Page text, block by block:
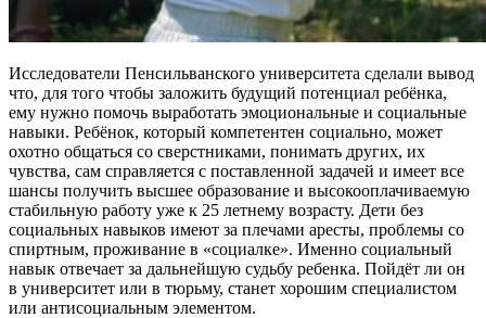
Исследователи Пенсильванского университета сделали вывод
что, для того чтобы заложить будущий потенциал ребёнка,
ему нужно помочь выработать эмоциональные и социальные
навыки. Ребёнок, который компетентен социально, может
охотно общаться со сверстниками, понимать других, их
чувства, сам справляется с поставленной задачей и имеет все
шансы получить высшее образование и высокооплачиваемую
стабильную работу уже к 25 летнему возрасту. Дети без
социальных навыков имеют за плечами аресты, проблемы со
спиртным, проживание в «социалке». Именно социальный
навык отвечает за дальнейшую судьбу ребенка. Пойдёт ли он
в университет или в тюрьму, станет хорошим специалистом
или антисоциальным элементом.